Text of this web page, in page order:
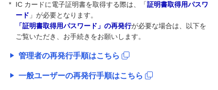
* IC カードに電子証明書を取得する際は、「証明書取得用パスワ
ード 」が必要となります。
「証明書取得用パスワード」の再発行が必要な場合は、以下を
ご覧いただき、お手続きをお願いします。
管理者の再発行手順はこちら
一般ユーザーの再発行手順はこちら